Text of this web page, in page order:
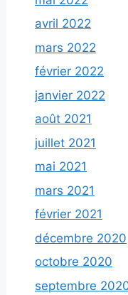
avril 2022
mars 2022
février 2022
janvier 2022
août 2021
juillet 2021
mai 2021
mars 2021
février 2021
décembre 2020
octobre 2020
septembre